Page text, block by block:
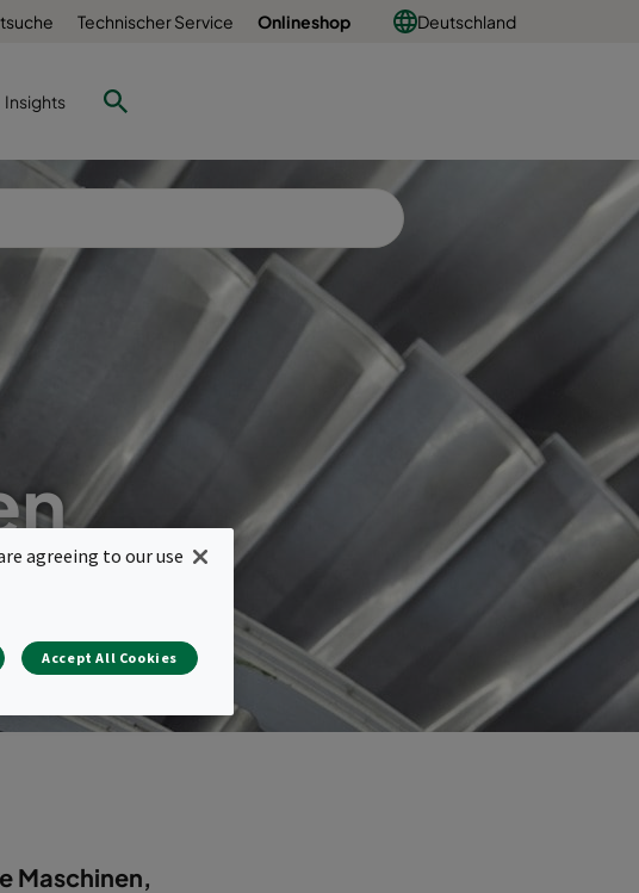
Technischer Service Onlineshop Deutschland
Insights
Maschinen,
agreeing to our use
Accept All Cookies